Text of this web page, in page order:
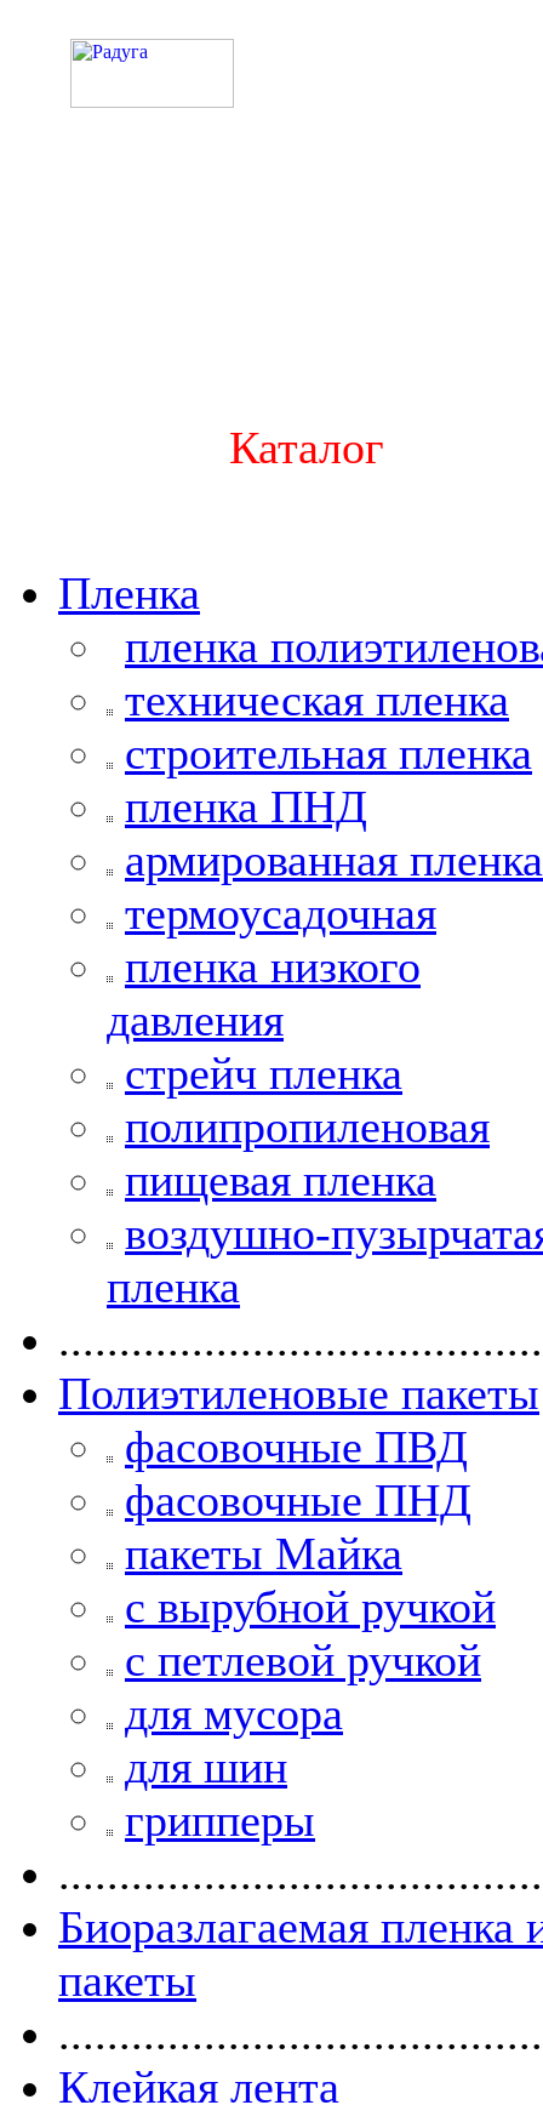
Каталог
Пленка
пленка
техническая пленка
строительная пленка
пленка ПНД
армированная пленка
термоусадочная
пленка низкого
давления
стрейч пленка
полипропиленовая
пищевая пленка
воздушно-
пленка
Полиэтиленовые пакеты
фасовочные ПВД
фасовочные ПНД
пакеты Майка
с вырубной ручкой
с петлевой ручкой
для мусора
для шин
грипперы
Биоразлагаемая пленка
пакеты
Клейкая лента